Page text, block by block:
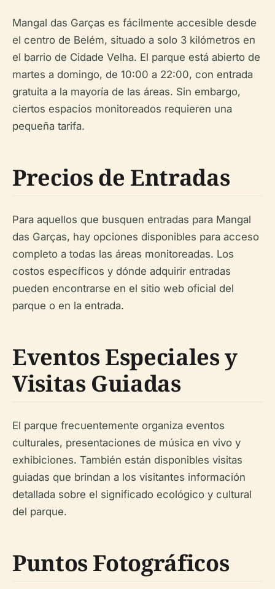
Mangal das Garças es fácilmente accesible desde
el centro de Belém, situado a solo 3 kilómetros en
el barrio de Cidade Velha. El parque está abierto de
martes a domingo, de 10:00 a 22:00, con entrada
gratuita a la mayoría de las áreas. Sin embargo,
ciertos espacios monitoreados requieren una
pequeña tarifa.
Precios de Entradas
Para aquellos que busquen entradas para Mangal
das Garças, hay opciones disponibles para acceso
completo a todas las áreas monitoreadas. Los
costos específicos y dónde adquirir entradas
pueden encontrarse en el sitio web oficial del
parque o en la entrada.
Eventos Especiales y
Visitas Guiadas
El parque frecuentemente organiza eventos
culturales, presentaciones de música en vivo y
exhibiciones. También están disponibles visitas
guiadas que brindan a los visitantes información
detallada sobre el significado ecológico y cultural
del parque.
Puntos Fotográficos